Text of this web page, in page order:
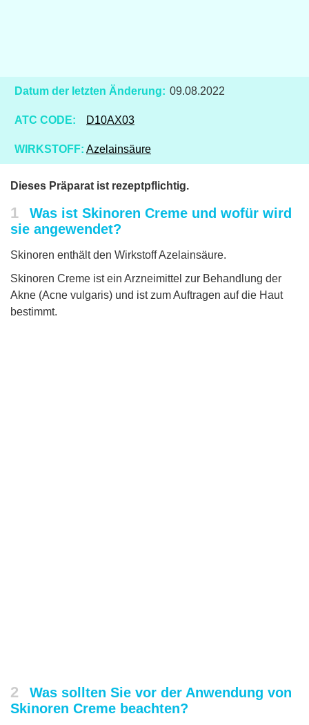
Datum der letzten Änderung: 09.08.2022
ATC CODE: D10AX03
WIRKSTOFF: Azelainsäure
Dieses Präparat ist rezeptpflichtig.
1
Was ist Skinoren Creme und wofür wird
sie angewendet?
Skinoren enthält den Wirkstoff Azelainsäure.
Skinoren Creme ist ein Arzneimittel zur Behandlung der
Akne (Acne vulgaris) und ist zum Auftragen auf die Haut
bestimmt.
2
Was sollten Sie vor der Anwendung von
Skinoren Creme beachten?